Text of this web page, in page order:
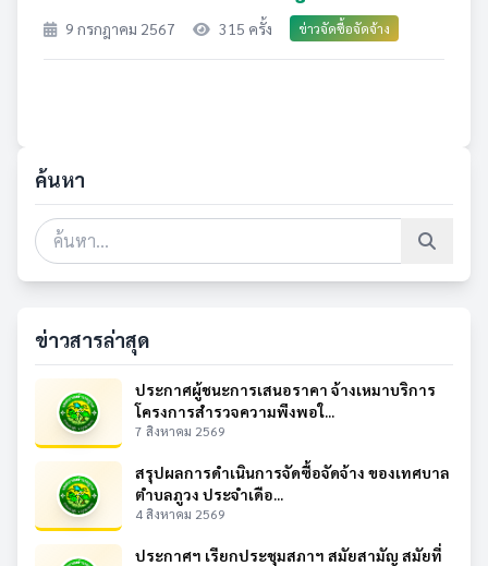
9 กรกฎาคม 2567 315 ครั้ง ข่าวจัดซื้อจัดจ้าง
ค้นหา
ข่าวสารล่าสุด
ประกาศผู้ชนะการเสนอราคา จ้างเหมาบริการ
โครงการสำรวจความพึงพอใ...
7 สิงหาคม 2569
สรุปผลการดำเนินการจัดซื้อจัดจ้าง ของเทศบาล
ตำบลภูวง ประจำเดือ...
4 สิงหาคม 2569
ประกาศฯ เรียกประชุมสภาฯ สมัยสามัญ สมัยที่